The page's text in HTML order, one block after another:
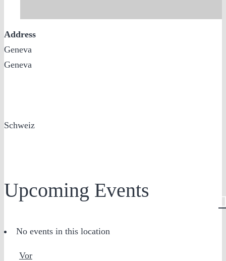
Address
Geneva
Geneva
Schweiz
Upcoming Events
No events in this location
Vor